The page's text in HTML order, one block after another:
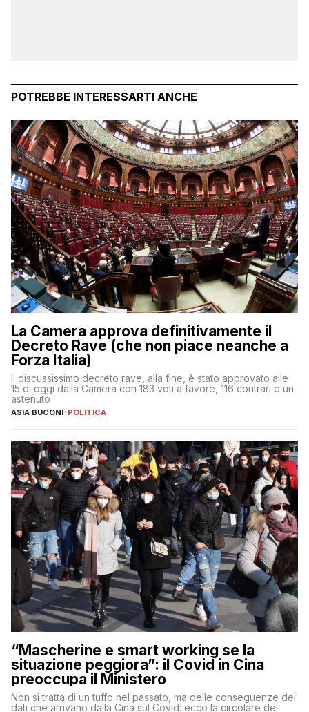
POTREBBE INTERESSARTI ANCHE
La Camera approva definitivamente il
Decreto Rave (che non piace neanche a
Forza Italia)
Il discussissimo decreto rave, alla fine, è stato approvato alle
15 di oggi dalla Camera con 183 voti a favore, 116 contrari e un
astenuto
ASIA BUCONI-POLITICA
“Mascherine e smart working se la
situazione peggiora”: il Covid in Cina
preoccupa il Ministero
Non si tratta di un tuffo nel passato, ma delle conseguenze dei
dati che arrivano dalla Cina sul Covid: ecco la circolare del